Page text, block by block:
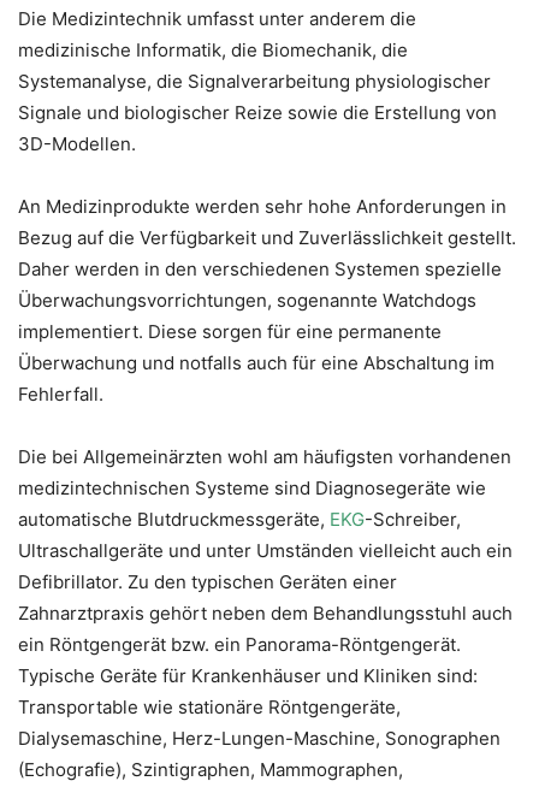
Die Medizintechnik umfasst unter anderem die
medizinische Informatik, die Biomechanik, die
Systemanalyse, die Signalverarbeitung physiologischer
Signale und biologischer Reize sowie die Erstellung von
3D-Modellen.
An Medizinprodukte werden sehr hohe Anforderungen in
Bezug auf die Verfügbarkeit und Zuverlässlichkeit gestellt.
Daher werden in den verschiedenen Systemen spezielle
Überwachungsvorrichtungen, sogenannte Watchdogs
implementiert. Diese sorgen für eine permanente
Überwachung und notfalls auch für eine Abschaltung im
Fehlerfall.
Die bei Allgemeinärzten wohl am häufigsten vorhandenen
medizintechnischen Systeme sind Diagnosegeräte wie
automatische Blutdruckmessgeräte, EKG-Schreiber,
Ultraschallgeräte und unter Umständen vielleicht auch ein
Defibrillator. Zu den typischen Geräten einer
Zahnarztpraxis gehört neben dem Behandlungsstuhl auch
ein Röntgengerät bzw. ein Panorama-Röntgengerät.
Typische Geräte für Krankenhäuser und Kliniken sind:
Transportable wie stationäre Röntgengeräte,
Dialysemaschine, Herz-Lungen-Maschine, Sonographen
(Echografie), Szintigraphen, Mammographen,